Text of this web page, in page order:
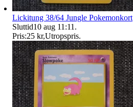
Lickitung 38/64 Jungle Pokemonkort
Sluttid10 aug 11:11 .
Pris:25 kr,Utropspris.